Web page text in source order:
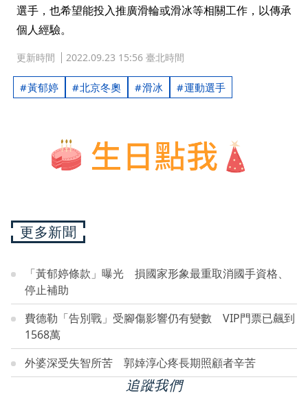
選手，也希望能投入推廣滑輪或滑冰等相關工作，以傳承
個人經驗。
更新時間 2022.09.23 15:56 臺北時間
黃郁婷 北京冬奧 滑冰 運動選手
更多新聞
「黃郁婷條款」曝光 損國家形象最重取消國手資格、
停止補助
費德勒「告別戰」受腳傷影響仍有變數 VIP門票已飆到
1568萬
外婆深受失智所苦 郭婞淳心疼長期照顧者辛苦
追蹤我們